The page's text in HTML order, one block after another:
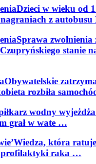
Dzieci w wieku od
z
Sprawa zwolnienia
stanie
Obywatelskie
rozbiła
wodny
grał w wate …
’Wiedza, która ratuje
profilaktyki raka …